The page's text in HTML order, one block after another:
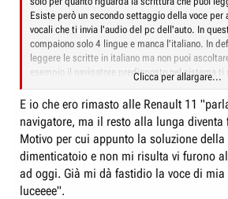
Esiste però un secondo settaggio della voce
vocali che ti invia l'audio del pc dell'auto. In
compaiono solo 4 lingue e manca l'italiano. In
leggere le scritte in italiano ma non puoi
esempio il navigatore predisposto nel sistema ti
inglese o francese o tedesco o spagnolo a
puoi fare al link impostazioni ma non ti parlerà
navigazione e/o altri messaggi di avviso previsti
che sono una infinità tra controlli e avvisi di
Spero di aver chiarito i tuoi dubbi legittimi
Clicca per allargare...
E io che ero rimasto alle Renault 11
navigatore, ma il resto alla lunga
Motivo per cui appunto la soluzione
dimenticatoio e non mi risulta vi furono
ad oggi. Già mi dà fastidio la voce di
luceeee".